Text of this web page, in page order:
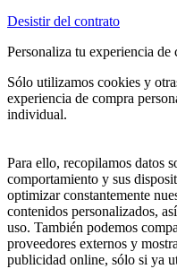
Desistir del contrato
Personaliza tu experiencia de
Sólo utilizamos cookies y
experiencia de compra
individual.
Para ello, recopilamos datos
comportamiento y sus
optimizar constantemente
contenidos personalizados,
uso. También podemos
proveedores externos y
publicidad online, sólo si ya